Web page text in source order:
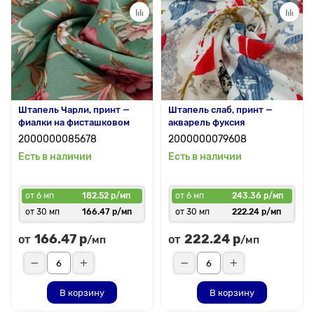
Штапель Чарли, принт —
фиалки на фисташковом
2000000085678
Есть в наличии
от 6 мп
182.52 р/мп
от 30 мп
166.47 р/мп
от 166.47 р/мп
В корзину
Штапель слаб, принт —
акварель фуксия
2000000079608
Есть в наличии
от 6 мп
243.36 р/мп
от 30 мп
222.24 р/мп
от 222.24 р/мп
В корзину